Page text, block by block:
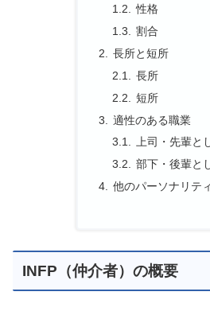
性格
割合
長所と短所
長所
短所
適性のある職業
上司・先輩と
部下・後輩と
他のパーソナリテ
INFP（仲介者）の概要